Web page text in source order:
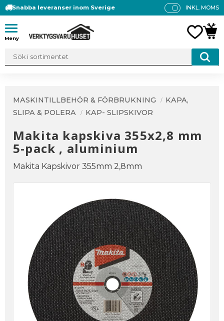
Meny
Snabba leveranser inom Sverige
P
A
INKL. MOMS
MASKINTILLBEHÖR & FÖRBRUKNING
KAPA,
SLIPA & POLERA
KAP- SLIPSKIVOR
Makita kapskiva 355x2,8 mm
5-pack , aluminium
Makita Kapskivor 355mm 2,8mm